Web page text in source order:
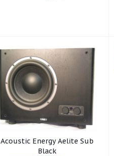
Acoustic Energy Aelite Sub
Black